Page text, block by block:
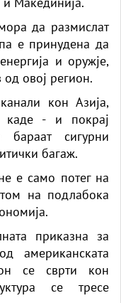
да размислат
е принудена да
и оружје,
од овој регион.
кон Азија,
каде - и покрај
сигурни
багаж.
е само потег на
на подлабока
приказна за
американската
се сврти кон
се тресе